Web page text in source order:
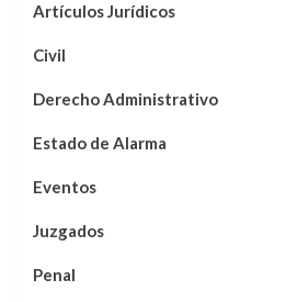
Artículos Jurídicos
Civil
Derecho Administrativo
Estado de Alarma
Eventos
Juzgados
Penal